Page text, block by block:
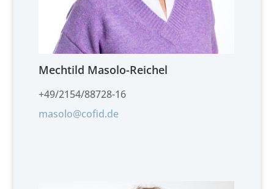
Mechtild Masolo-Reichel
+49/2154/88728-16
masolo@cofid.de